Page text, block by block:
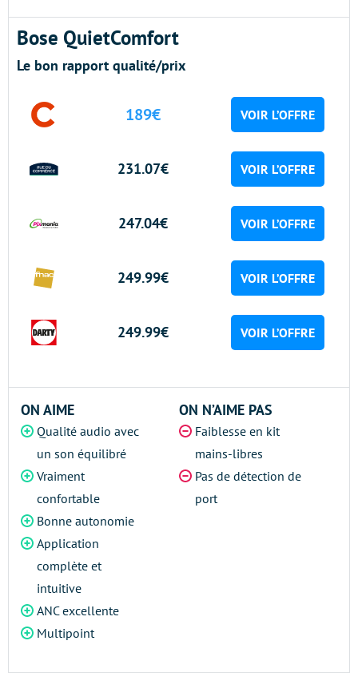
Bose QuietComfort
Le bon rapport qualité/prix
189€ VOIR L’OFFRE
231.07€ VOIR L’OFFRE
247.04€ VOIR L’OFFRE
249.99€ VOIR L’OFFRE
249.99€ VOIR L’OFFRE
ON AIME
Qualité audio avec
un son équilibré
Vraiment
confortable
Bonne autonomie
Application
complète et
intuitive
ANC excellente
Multipoint
ON N’AIME PAS
Faiblesse en kit
mains-libres
Pas de détection de
port